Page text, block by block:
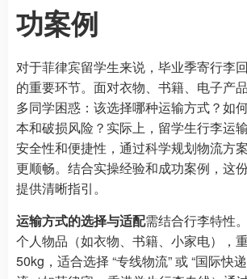
功案例
对于菲律宾留学生来说，毕业季寄行李
的重要环节。面对衣物、书籍、电子产
多同学困惑：该选择哪种运输方式？如
本和破损风险？实际上，留学生行李运
安全性和便捷性，通过科学规划物流方
更顺畅。结合实操经验和成功案例，这
提供清晰指引。
运输方式的选择与适配需结合行李特性
个人物品（如衣物、书籍、小家电），
50kg，适合选择 “专线物流” 或 “国际快